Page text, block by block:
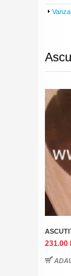
231.00